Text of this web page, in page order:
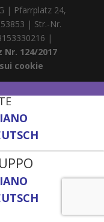
| Pfarrplatz 24,
| Str.-Nr.
|
Nr. 124/2017
cookie